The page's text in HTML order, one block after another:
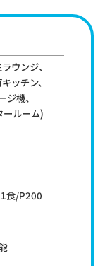
ウンジ、
ッチン、
機、
ールーム)
食/P200